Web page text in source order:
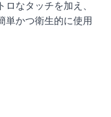
なタッチを加え、
単かつ衛生的に使用